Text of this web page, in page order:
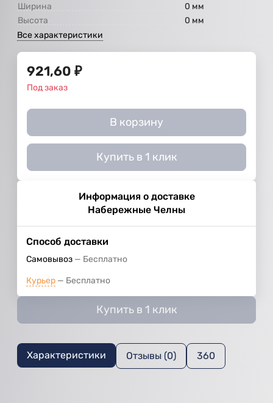
Ширина
0 мм
Высота
0 мм
Все характеристики
921,60 ₽
Под заказ
В корзину
Купить в 1 клик
Информация о доставке
Набережные Челны
Способ доставки
Самовывоз Бесплатно
Курьер Бесплатно
Купить в 1 клик
Характеристики Отзывы (0) 360